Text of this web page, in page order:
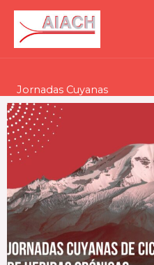
contenido
Jornadas Cuyanas